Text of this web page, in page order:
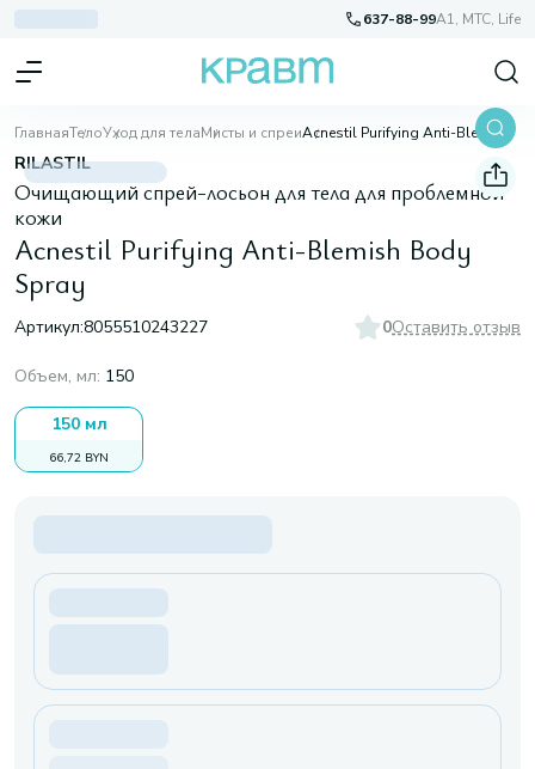
637-88-99A1, МТС, Life
ГлавнаяТелоУход для телаМисты и спреи Acnestil Purifying Anti-Blemish Body Spray
RILASTIL
Очищающий спрей-лосьон для тела для проблемной
кожи
Acnestil Purifying Anti-Blemish Body
Spray
Артикул:8055510243227 0Оставить отзыв
Объем, мл: 150
150 мл
66,72 BYN